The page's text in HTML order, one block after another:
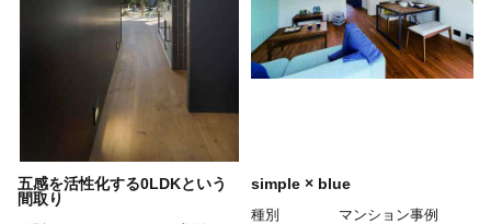
五感を活性化する0LDKという
間取り
simple × blue
種別
マンション事例